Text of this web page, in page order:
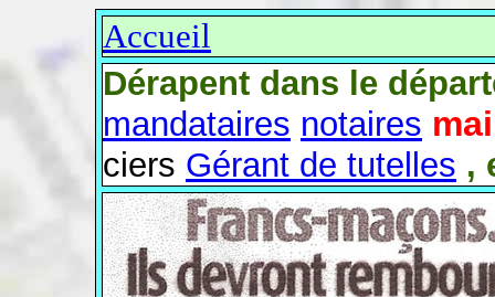
Accueil
Dérapent dans le
mandataires notaires
ciers Gérant de tutelles ,